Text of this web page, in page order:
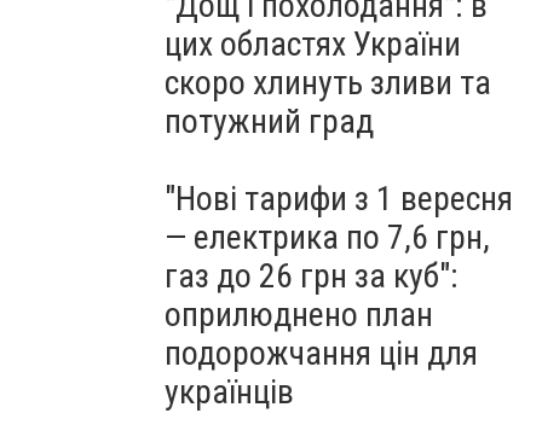
миті: на Тернопільщині
знешкодили боєприпас
цих областях України
скоро хлинуть зливи та
потужний град
"Нові тарифи з 1 вересня
— електрика по 7,6 грн,
газ до 26 грн за куб":
оприлюднено план
подорожчання цін для
українців